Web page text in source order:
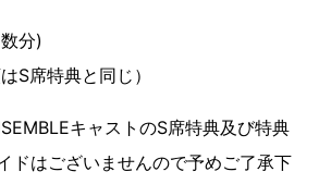
分)
S席特典と同じ）
キャストのS席特典及び特典
ドはございませんので予めご了承下